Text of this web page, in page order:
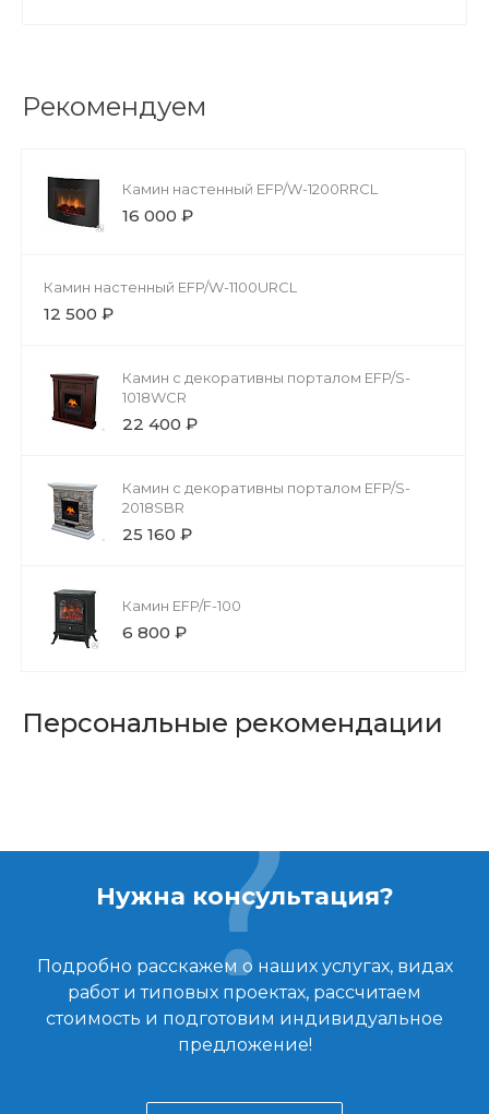
Рекомендуем
Камин настенный EFP/W-1200RRCL
16 000 ₽
Камин настенный EFP/W-1100URCL
12 500 ₽
Камин с декоративны порталом EFP/S-
1018WCR
22 400 ₽
Камин с декоративны порталом EFP/S-
2018SBR
25 160 ₽
Камин EFP/F-100
6 800 ₽
Персональные рекомендации
Нужна консультация?
Подробно расскажем о наших услугах, видах
работ и типовых проектах, рассчитаем
стоимость и подготовим индивидуальное
предложение!